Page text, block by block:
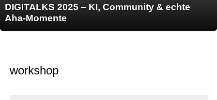
DIGITALKS 2025 – KI, Community & echte
Aha-Momente
workshop